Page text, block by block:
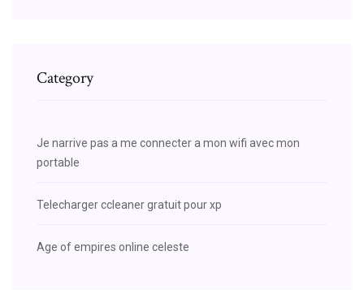
Category
Je narrive pas a me connecter a mon wifi avec mon
portable
Telecharger ccleaner gratuit pour xp
Age of empires online celeste